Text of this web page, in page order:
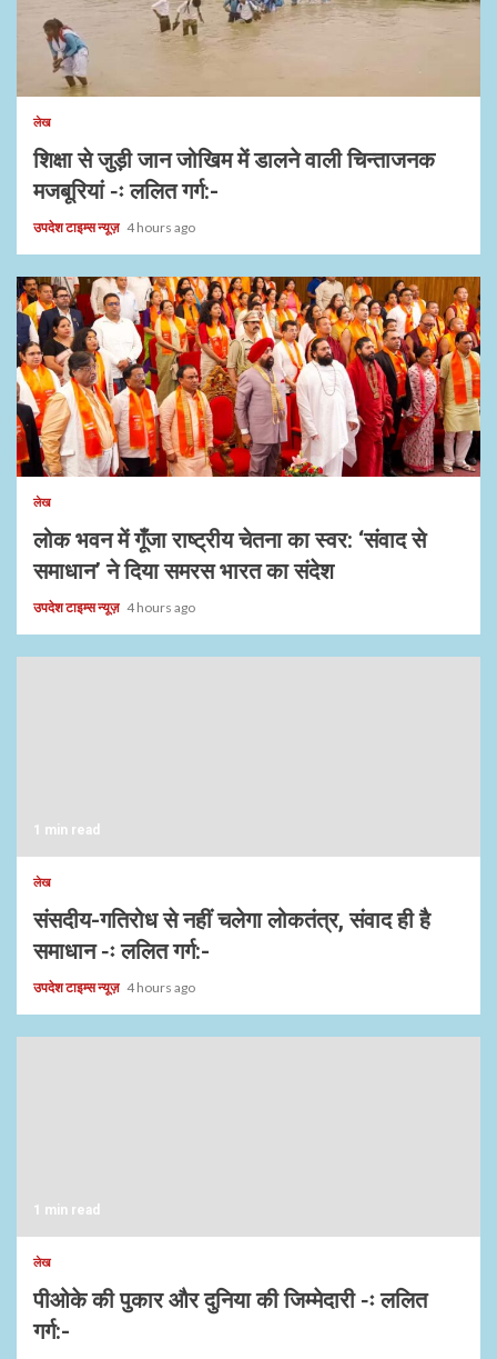
1 min read
लेख
शिक्षा से जुड़ी जान जोखिम में डालने वाली चिन्ताजनक
मजबूरियां -ः ललित गर्ग:-
उपदेश टाइम्स न्यूज़ 4 hours ago
1 min read
लेख
लोक भवन में गूँजा राष्ट्रीय चेतना का स्वर: ‘संवाद से
समाधान’ ने दिया समरस भारत का संदेश
उपदेश टाइम्स न्यूज़ 4 hours ago
1 min read
लेख
संसदीय-गतिरोध से नहीं चलेगा लोकतंत्र, संवाद ही है
समाधान -ः ललित गर्ग:-
उपदेश टाइम्स न्यूज़ 4 hours ago
1 min read
लेख
पीओके की पुकार और दुनिया की जिम्मेदारी -ः ललित
गर्ग:-